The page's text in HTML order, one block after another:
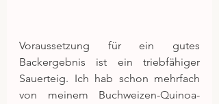
Voraussetzung für ein gutes
Backergebnis ist ein triebfähiger
Sauerteig. Ich hab schon mehrfach
von meinem Buchweizen-Quinoa-